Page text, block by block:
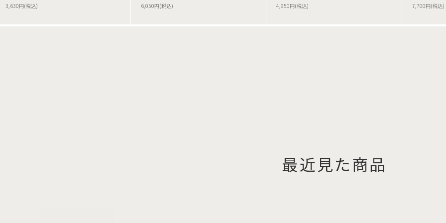
3,630円(税込) 6,050円(税込) 4,950円(税込) 7,700円(税込)
最近見た商品